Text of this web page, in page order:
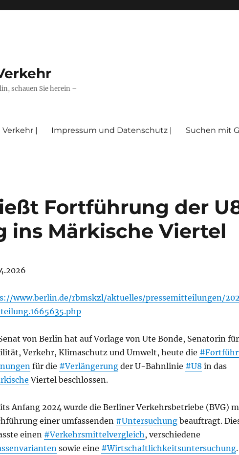
schauen Sie herein –
| Impressum und Datenschutz | Suchen mit
Fortführung der
ins Märkische Viertel
www.berlin.de/rbmskzl/aktuelles/pressemitteilungen/
von Berlin hat auf Vorlage von Ute Bonde, Senatorin für
Verkehr, Klimaschutz und Umwelt, heute die
für die #Verlängerungder U-Bahnlinie #U8 in das
Viertel beschlossen.
Anfang 2024 wurde die Berliner Verkehrsbetriebe (BVG)
einer umfassenden #Untersuchungbeauftragt.
einen #Verkehrsmittelvergleich, verschiedene
sowie eine #Wirtschaftlichkeitsuntersuchung